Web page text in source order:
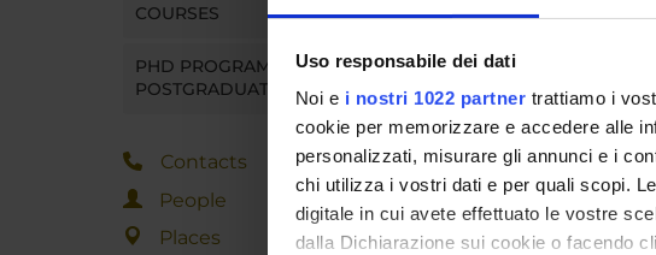
Uso responsabile dei dati
Noi e i nostri 1022 partner trattiamo i
cookie per memorizzare e accedere alle
personalizzati, misurare gli annunci e i
chi utilizza i vostri dati e per quali scopi.
digitale in cui avete effettuato le vostre
dalla Dichiarazione sui cookie o facendo
COURSES
PHD PROGRAMMES AND
POSTGRADUATE TRAINING
Contacts
People
Places